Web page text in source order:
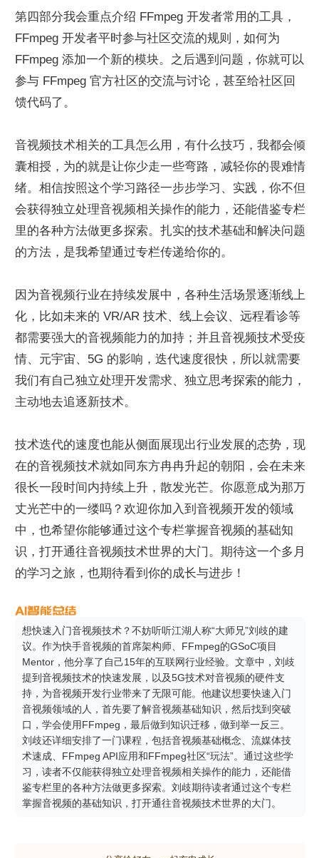
第四部分我会重点介绍 FFmpeg 开发者常用的工具，
FFmpeg 开发者平时参与社区交流的规则，如何为
FFmpeg 添加一个新的模块。之后遇到问题，你就可以
参与 FFmpeg 官方社区的交流与讨论，甚至给社区回
馈代码了。
音视频技术相关的工具怎么用，有什么技巧，我都会倾
囊相授，为的就是让你少走一些弯路，减轻你的畏难情
绪。相信按照这个学习路径一步步学习、实践，你不但
会获得独立处理音视频相关操作的能力，还能借鉴专栏
里的各种方法做更多探索。扎实的技术基础和解决问题
的方法，是我希望通过专栏传递给你的。
因为音视频行业在持续发展中，各种生活场景逐渐线上
化，比如未来的 VR/AR 技术、线上会议、远程看诊等
都需要强大的音视频能力的加持；并且音视频技术受疫
情、元宇宙、5G 的影响，迭代速度很快，所以就需要
我们有自己独立处理开发需求、独立思考探索的能力，
主动地去追逐新技术。
技术迭代的速度也能从侧面展现出行业发展的态势，现
在的音视频技术就如同东方冉冉升起的朝阳，会在未来
很长一段时间内持续上升，散发光芒。你愿意成为那万
丈光芒中的一缕吗？欢迎你加入到音视频开发的领域
中，也希望你能够通过这个专栏掌握音视频的基础知
识，打开通往音视频技术世界的大门。期待这一个多月
的学习之旅，也期待看到你的成长与进步！
想快速入门音视频技术？不妨听听江湖人称“大师兄”刘歧的建
议。作为快手音视频的首席架构师、FFmpeg的GSoC项目
Mentor，他分享了自己15年的互联网行业经验。文章中，刘歧
提到音视频技术的快速发展，以及5G技术对音视频的硬件支
持，为音视频开发行业带来了无限可能。他建议想要快速入门
音视频领域的人，首先要了解音视频基础知识，然后找到突破
口，学会使用FFmpeg，最后做到知识迁移，做到举一反三。
刘歧还详细安排了一门课程，包括音视频基础概念、流媒体技
术速成、FFmpeg API应用和FFmpeg社区“玩法”。通过这些学
习，读者不仅能获得独立处理音视频相关操作的能力，还能借
鉴专栏里的各种方法做更多探索。刘歧期待读者通过这个专栏
掌握音视频的基础知识，打开通往音视频技术世界的大门。